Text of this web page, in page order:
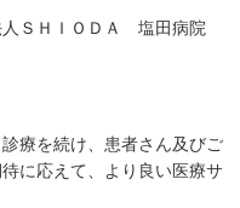
人ＳＨＩＯＤＡ 塩田病院
療を続け、患者さん及びご
に応えて、より良い医療サ